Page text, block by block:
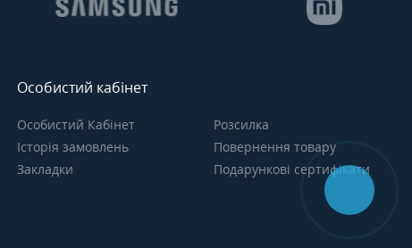
Особистий кабінет
Особистий Кабінет
Історія замовлень
Закладки
Розсилка
Повернення товару
Подарункові сертифікати